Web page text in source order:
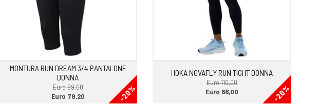
MONTURA RUN DREAM 3/4 PANTALONE
DONNA
Euro 99,00 -20%
Euro 79,20
HOKA NOVAFLY RUN TIGHT DONNA
Euro 110,00
-20%
Euro 88,00